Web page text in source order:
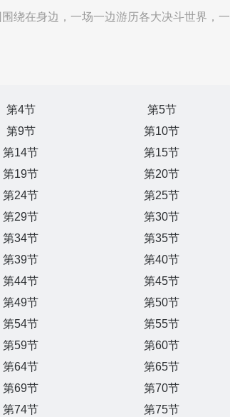
绕在身边，一场一边游历各大决斗世界，一
第4节
第5节
第9节
第10节
第14节
第15节
第19节
第20节
第24节
第25节
第29节
第30节
第34节
第35节
第39节
第40节
第44节
第45节
第49节
第50节
第54节
第55节
第59节
第60节
第64节
第65节
第69节
第70节
第74节
第75节